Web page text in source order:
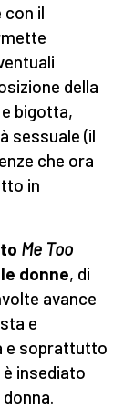
con il
della
bigotta,
sessuale (il
che ora
in
Me Too
donne, di
avance
e
e soprattutto
insediato